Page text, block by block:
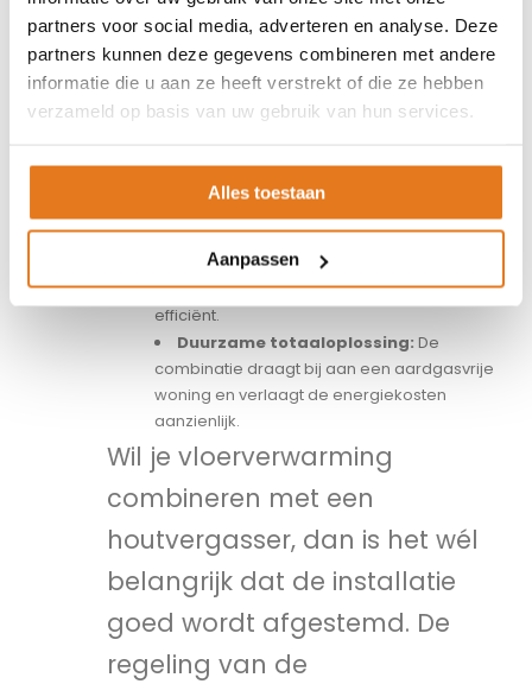
partners voor social media, adverteren en analyse. Deze
partners kunnen deze gegevens combineren met andere
informatie die u aan ze heeft verstrekt of die ze hebben
verzameld op basis van uw gebruik van hun services.
Alles toestaan
Aanpassen
houtvergasser met een
vloerverwarmingssysteem:
Constante warmteverdeling:Het
temperatuurschommelingen worden
Hoger rendement:Door de lage
aanvoertemperatuur van vloerverwarming
benut je de opgewekte warmte extra
efficiënt.
Duurzame totaaloplossing: De
combinatie draagt bij aan een aardgasvrije
woning en verlaagt de energiekosten
aanzienlijk.
Wil je vloerverwarming
combineren met een
houtvergasser, dan is het wél
belangrijk dat de installatie
goed wordt afgestemd. De
regeling van de